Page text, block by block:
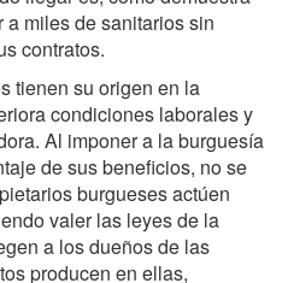
miles de sanitarios sin
contratos.
tienen su origen en la
condiciones laborales y
Al imponer a la burguesía
de sus beneficios, no se
burgueses actúen
valer las leyes de la
a los dueños de las
producen en ellas,